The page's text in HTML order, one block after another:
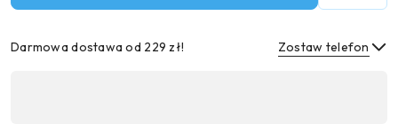
Darmowa dostawa od 229 zł! Zostaw telefon